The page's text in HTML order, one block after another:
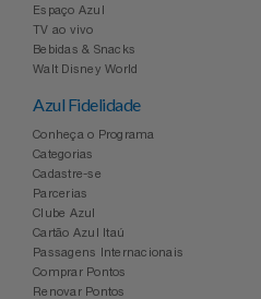
Espaço Azul
TV ao vivo
Bebidas & Snacks
Walt Disney World
Azul Fidelidade
Conheça o Programa
Categorias
Cadastre-se
Parcerias
Clube Azul
Cartão Azul Itaú
Passagens Internacionais
Comprar Pontos
Renovar Pontos